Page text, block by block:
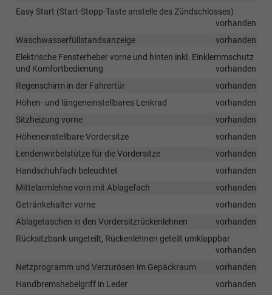
Easy Start (Start-Stopp-Taste anstelle des Zündschlosses)
vorhanden
Waschwasserfüllstandsanzeige
vorhanden
Elektrische Fensterheber vorne und hinten inkl. Einklemmschutz
und Komfortbedienung
vorhanden
Regenschirm in der Fahrertür
vorhanden
Höhen- und längeneinstellbares Lenkrad
vorhanden
Sitzheizung vorne
vorhanden
Höheneinstellbare Vordersitze
vorhanden
Lendenwirbelstütze für die Vordersitze
vorhanden
Handschuhfach beleuchtet
vorhanden
Mittelarmlehne vorn mit Ablagefach
vorhanden
Getränkehalter vorne
vorhanden
Ablagetaschen in den Vordersitzrückenlehnen
vorhanden
Rücksitzbank ungeteilt, Rückenlehnen geteilt umklappbar
vorhanden
Netzprogramm und Verzurösen im Gepäckraum
vorhanden
Handbremshebelgriff in Leder
vorhanden